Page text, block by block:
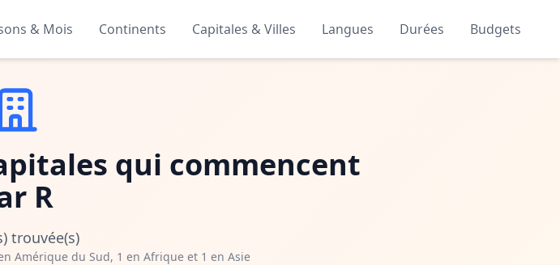
& Mois Continents Capitales & Villes Langues Durées Budgets
qui commencent
R
trouvée(s)
Amérique du Sud, 1 en Afrique et 1 en Asie